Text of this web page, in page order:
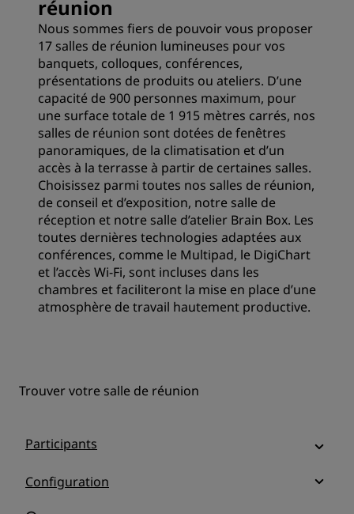
réunion
Nous sommes fiers de pouvoir vous proposer
17 salles de réunion lumineuses pour vos
banquets, colloques, conférences,
présentations de produits ou ateliers. D’une
capacité de 900 personnes maximum, pour
une surface totale de 1 915 mètres carrés, nos
salles de réunion sont dotées de fenêtres
panoramiques, de la climatisation et d’un
accès à la terrasse à partir de certaines salles.
Choisissez parmi toutes nos salles de réunion,
de conseil et d’exposition, notre salle de
réception et notre salle d’atelier Brain Box. Les
toutes dernières technologies adaptées aux
conférences, comme le Multipad, le DigiChart
et l’accès Wi-Fi, sont incluses dans les
chambres et faciliteront la mise en place d’une
atmosphère de travail hautement productive.
Trouver votre salle de réunion
Participants
Configuration